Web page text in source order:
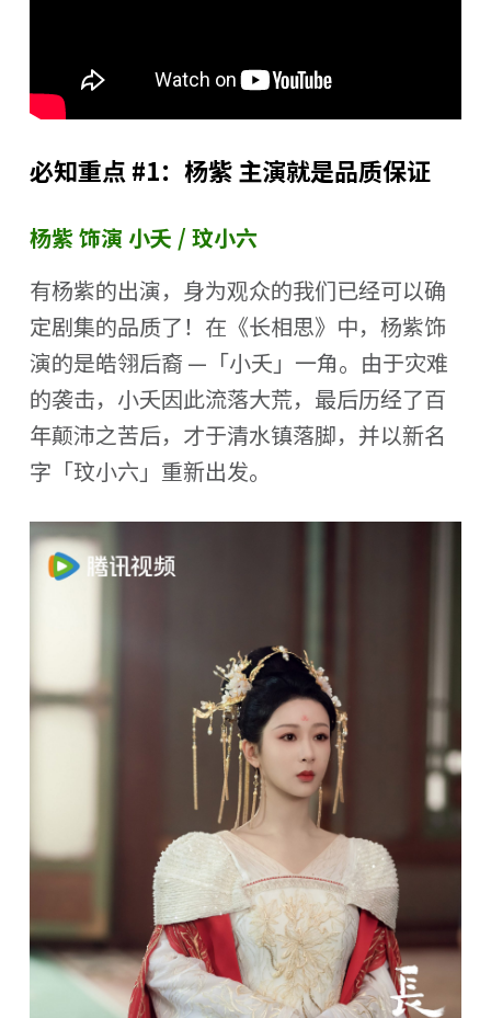
必知重点 #1：杨紫 主演就是品质保证
杨紫 饰演 小夭 / 玟小六
有杨紫的出演，身为观众的我们已经可以确
定剧集的品质了！在《长相思》中，杨紫饰
演的是皓翎后裔 —「小夭」一角。由于灾难
的袭击，小夭因此流落大荒，最后历经了百
年颠沛之苦后，才于清水镇落脚，并以新名
字「玟小六」重新出发。